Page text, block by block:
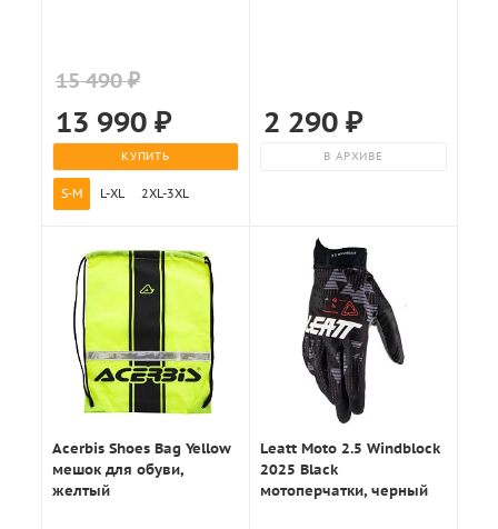
15 490 ₽
13 990₽
КУПИТЬ
S-M L-XL 2XL-3XL
2 290 ₽
В АРХИВЕ
Acerbis Shoes Bag Yellow
мешок для обуви,
желтый
Leatt Moto 2.5 Windblock
2025 Black
мотоперчатки, черный